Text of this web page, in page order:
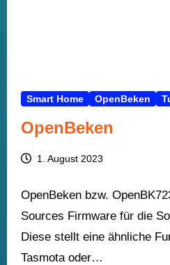
Smart Home OpenBeken
OpenBeken
1. August 2023
OpenBeken bzw.
Sources Firmware für die
Diese stellt eine ähnliche
Tasmota oder…